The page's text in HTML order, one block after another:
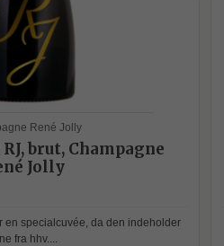
René Jolly
brut, Champagne
Jolly
en specialcuvée, da den indeholder
fra hhv....